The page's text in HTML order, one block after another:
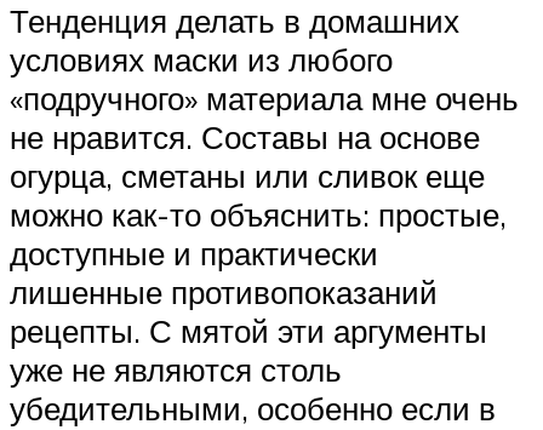
Тенденция делать в домашних
условиях маски из любого
«подручного» материала мне очень
не нравится. Составы на основе
огурца, сметаны или сливок еще
можно как-то объяснить: простые,
доступные и практически
лишенные противопоказаний
рецепты. С мятой эти аргументы
уже не являются столь
убедительными, особенно если в